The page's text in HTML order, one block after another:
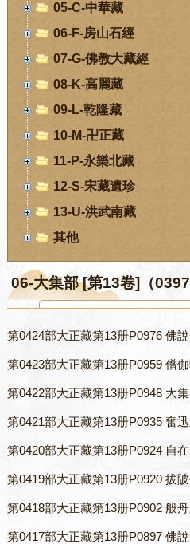
05-C-中華藏
06-F-房山石經
07-G-佛教大藏經
08-K-高麗藏
09-L-乾隆藏
10-M-卍正藏
11-P-永樂北藏
12-S-宋藏遺珍
13-U-洪武南藏
其他
06-大集部 [第13卷]（
您当前位置：首页-数字经阁-06-
第0419部大正藏第13册P0920 拔